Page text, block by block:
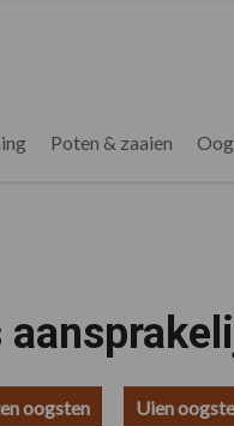
Poten & zaaien
oogsten Uien